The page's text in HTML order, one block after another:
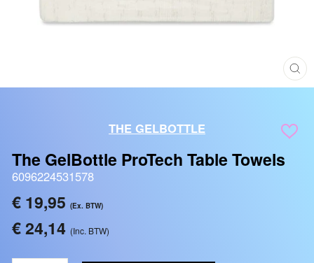
THE GELBOTTLE
The GelBottle ProTech Table Towels
6096224531578
Reguliere
€ 19,95 (Ex. BTW)
€ 24,14 (Inc. BTW)